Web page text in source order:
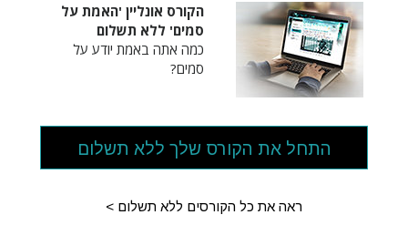
הקורס אונליין 'האמת על
סמים' ללא תשלום
כמה אתה באמת יודע על
סמים?
התחל את הקורס שלך ללא תשלום
ראה את כל הקורסים ללא תשלום >